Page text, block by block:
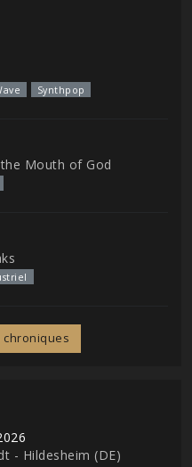
Synthpop
Mouth of God
chroniques
- Hildesheim (DE)